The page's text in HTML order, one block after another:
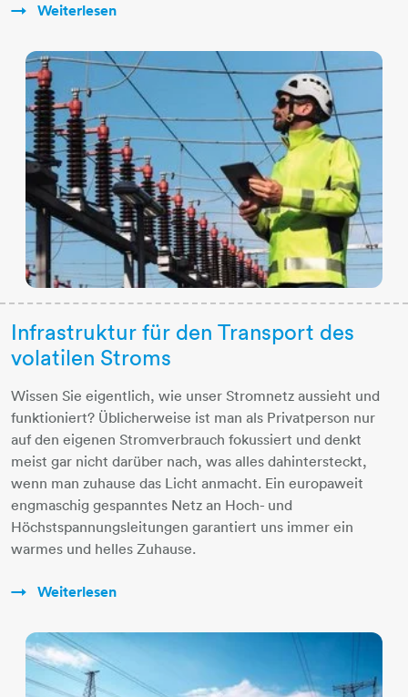
Weiterlesen
Infrastruktur für den Transport des
volatilen Stroms
Wissen Sie eigentlich, wie unser Stromnetz aussieht und
funktioniert? Üblicherweise ist man als Privatperson nur
auf den eigenen Stromverbrauch fokussiert und denkt
meist gar nicht darüber nach, was alles dahintersteckt,
wenn man zuhause das Licht anmacht. Ein europaweit
engmaschig gespanntes Netz an Hoch- und
Höchstspannungsleitungen garantiert uns immer ein
warmes und helles Zuhause.
Weiterlesen